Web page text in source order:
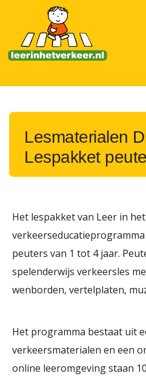
Lesmaterialen
Lespakket
Het lespakket van Leer in
peuters van 1 tot 4 jaar.
spelenderwijs verkeersles
wenborden, vertelplaten,
Het programma bestaat uit
verkeersmaterialen en een
online leeromgeving staan